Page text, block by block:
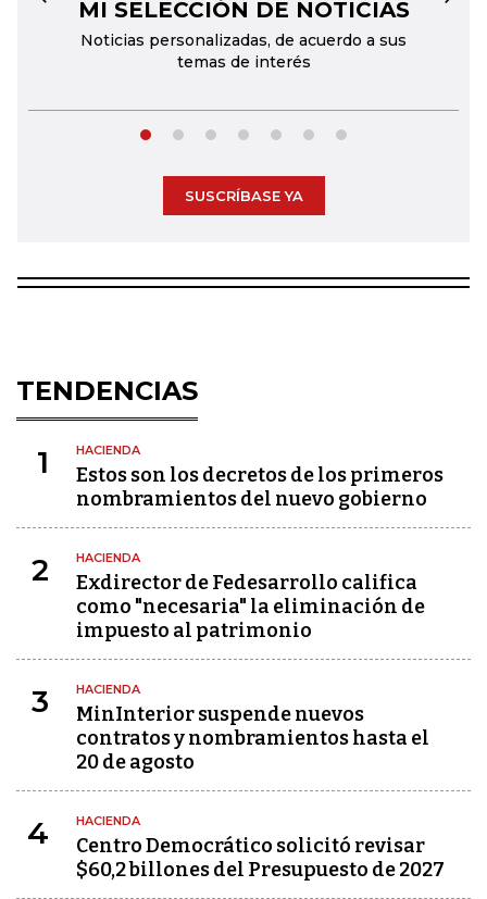
MI SELECCIÓN DE NOTICIAS
Noticias personalizadas, de acuerdo a sus
temas de interés
← →
SUSCRÍBASE YA
TENDENCIAS
1 HACIENDA
Estos son los decretos de los primeros
nombramientos del nuevo gobierno
2 HACIENDA
Exdirector de Fedesarrollo califica
como "necesaria" la eliminación de
impuesto al patrimonio
3 HACIENDA
MinInterior suspende nuevos
contratos y nombramientos hasta el
20 de agosto
4 HACIENDA
Centro Democrático solicitó revisar
$60,2 billones del Presupuesto de 2027